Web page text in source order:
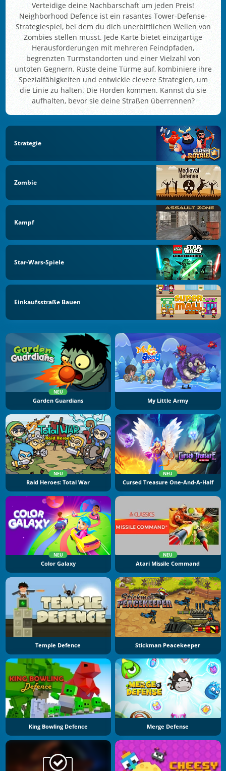
Verteidige deine Nachbarschaft um jeden Preis!
Neighborhood Defence ist ein rasantes Tower-Defense-
Strategiespiel, bei dem du dich unerbittlichen Wellen von
Zombies stellen musst. Jede Karte bietet einzigartige
Herausforderungen mit mehreren Feindpfaden,
begrenzten Turmstandorten und einer Vielzahl von
untoten Gegnern. Rüste deine Türme auf, kombiniere ihre
Spezialfähigkeiten und entwickle clevere Strategien, um
die Linie zu halten. Die Horden kommen. Kannst du sie
aufhalten, bevor sie deine Straßen überrennen?
Strategie
Zombie
Kampf
Star-Wars-Spiele
Einkaufsstraße Bauen
NEU
Garden Guardians My Little Army
NEU
Raid Heroes: Total War
NEU
Cursed Treasure One-And-A-Half
NEU
Color Galaxy
NEU
Atari Missile Command
Temple Defence Stickman Peacekeeper
King Bowling Defence Merge Defense